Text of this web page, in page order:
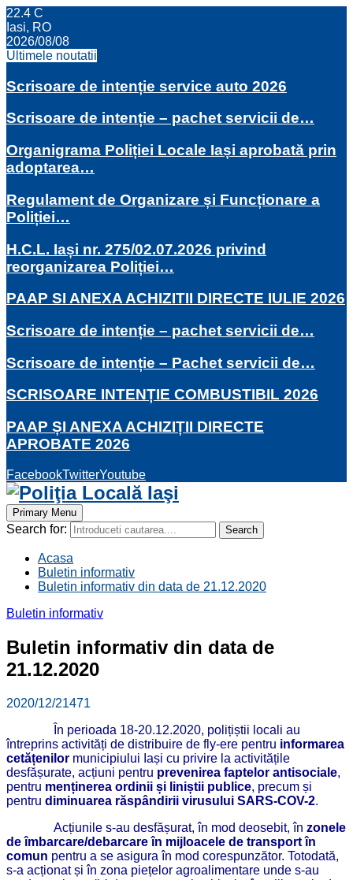
22.4 C
Iasi, RO
2026/08/08
Ultimele noutatii
Scrisoare de intenție service auto 2026
Scrisoare de intenție – pachet servicii de…
Organigrama Poliției Locale Iași aprobată prin
adoptarea…
Regulament de Organizare și Funcționare a
Poliției…
H.C.L. Iași nr. 275/02.07.2026 privind
reorganizarea Poliției…
PAAP SI ANEXA ACHIZITII DIRECTE IULIE 2026
Scrisoare de intenție – pachet servicii de…
Scrisoare de intenție – Pachet servicii de…
SCRISOARE INTENȚIE COMBUSTIBIL 2026
PAAP ȘI ANEXA ACHIZIȚII DIRECTE
APROBATE 2026
FacebookTwitterYoutube
Primary Menu
Search for: Search
Acasa
Buletin informativ
Buletin informativ din data de 21.12.2020
Buletin informativ
Buletin informativ din data de
21.12.2020
2020/12/21471
În perioada 18-20.12.2020, polițiștii locali au
întreprins activități de distribuire de fly-ere pentru informarea
cetățenilor municipiului Iași cu privire la activitățile
desfășurate, acțiuni pentru prevenirea faptelor antisociale,
pentru menținerea ordinii și liniștii publice, precum și
pentru diminuarea răspândirii virusului SARS-COV-2.
Acțiunile s-au desfășurat, în mod deosebit, în zonele
de îmbarcare/debarcare în mijloacele de transport în
comun pentru a se asigura în mod corespunzător. Totodată,
s-a acționat și în zona piețelor agroalimentare unde s-au